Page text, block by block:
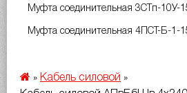
Муфта соединительная 3СТп-10У-
Муфта соединительная 4ПСТ-Б-1-
» Кабель силовой »